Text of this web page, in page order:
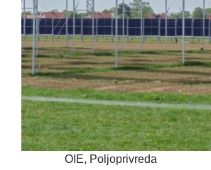
OIE, Poljoprivreda